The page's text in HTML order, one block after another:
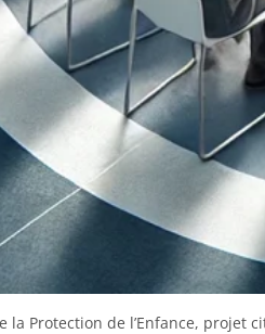
la Protection de l’Enfance,